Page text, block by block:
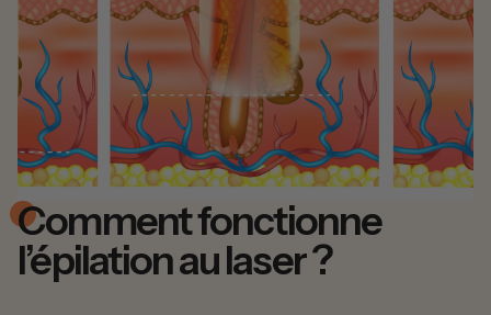
Comment fonctionne
l’épilation au laser ?